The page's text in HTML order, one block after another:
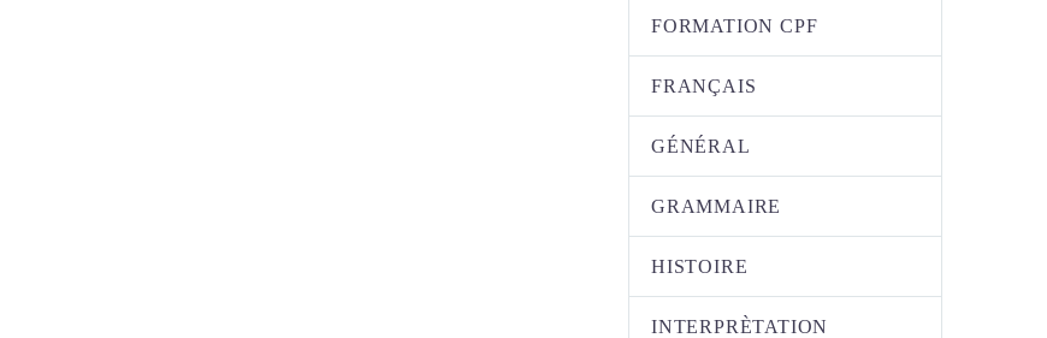
FORMATION CPF
FRANÇAIS
GÉNÉRAL
GRAMMAIRE
HISTOIRE
INTERPRÈTATION